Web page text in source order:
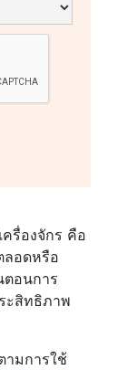
รื่องจักร คือ
ลอดหรือ
ตอนการ
ะสิทธิภาพ
ามการใช้